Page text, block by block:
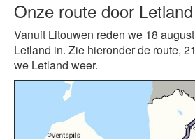
Onze route door Letland
Vanuit Litouwen reden we 18
Letland in. Zie hieronder de route,
we Letland weer.